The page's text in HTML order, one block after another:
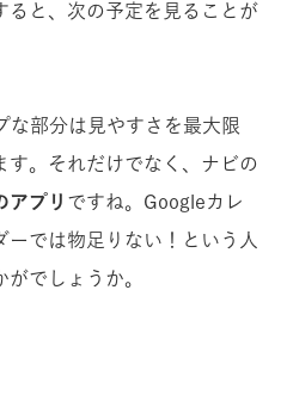
ると、次の予定を見ることが
な部分は見やすさを最大限
す。それだけでなく、ナビの
アプリ ですね。Googleカレ
ーでは物足りない！という人
でしょうか。